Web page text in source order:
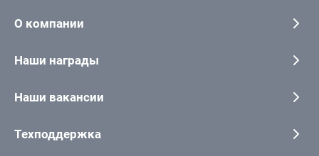
О компании
Наши награды
Наши вакансии
Техподдержка